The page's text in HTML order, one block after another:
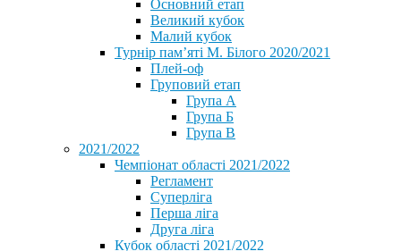
Основний етап
Великий кубок
Малий кубок
Турнір пам’яті М. Білого 2020/2021
Плей-оф
Груповий етап
Група А
Група Б
Група В
2021/2022
Чемпіонат області 2021/2022
Регламент
Суперліга
Перша ліга
Друга ліга
Кубок області 2021/2022